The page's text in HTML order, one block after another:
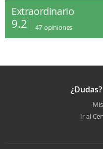
Extraordinario
9.2 47 opiniones
Ir al